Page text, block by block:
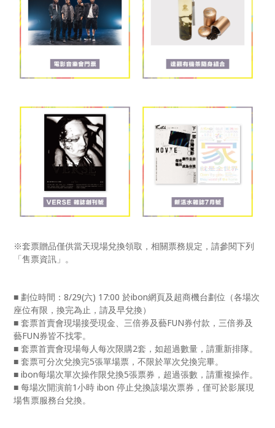
※套票贈品僅供當天現場兌換領取，相關票務規定，請參閱下列
「售票資訊」。
■ 劃位時間：8/29(六) 17:00 於ibon網頁及超商機台劃位（各場次
座位有限，換完為止，請及早兌換）
■ 套票首賣會現場接受現金、三倍券及藝FUN券付款，三倍券及
藝FUN券皆不找零。
■ 套票首賣會現場每人每次限購2套，如超過數量，請重新排隊。
■ 套票可分次兌換完5張單場票，不限於單次兌換完畢。
■ ibon每場次單次操作限兌換5張票券，超過張數，請重複操作。
■ 每場次開演前1小時 ibon 停止兌換該場次票券，僅可於影展現
場售票服務台兌換。